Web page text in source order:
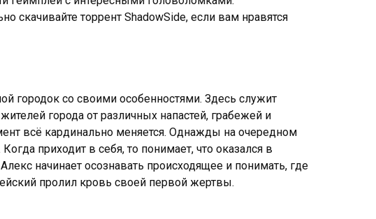
скачивайте торрент ShadowSide, если вам нравятся
городок со своими особенностями. Здесь служит
города от различных напастей, грабежей и
всё кардинально меняется. Однажды на очередном
приходит в себя, то понимает, что оказался в
начинает осознавать происходящее и понимать, где
пролил кровь своей первой жертвы.